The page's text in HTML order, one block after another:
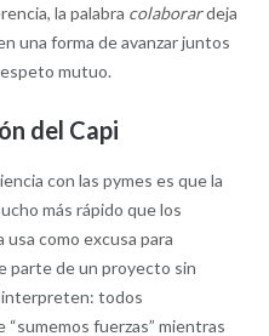
la palabra colaborardeja
una forma de avanzar juntos
mutuo.
del Capi
con las pymes es que la
más rápido que los
usa como excusa para
parte de un proyecto sin
todos
fuerzas” mientras